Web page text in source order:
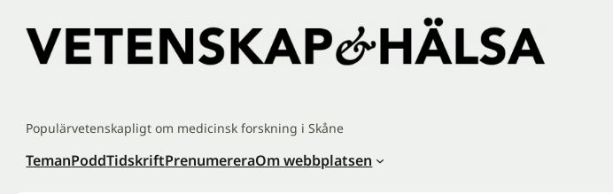
innehåll
Populärvetenskapligt om medicinsk forskning i Skåne
TemanPoddTidskriftPrenumereraOm webbplatsen